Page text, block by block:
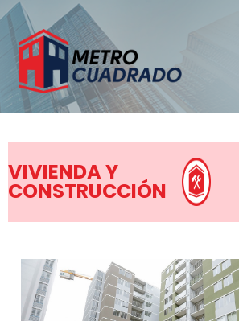
VIVIENDA Y
CONSTRUCCIÓN